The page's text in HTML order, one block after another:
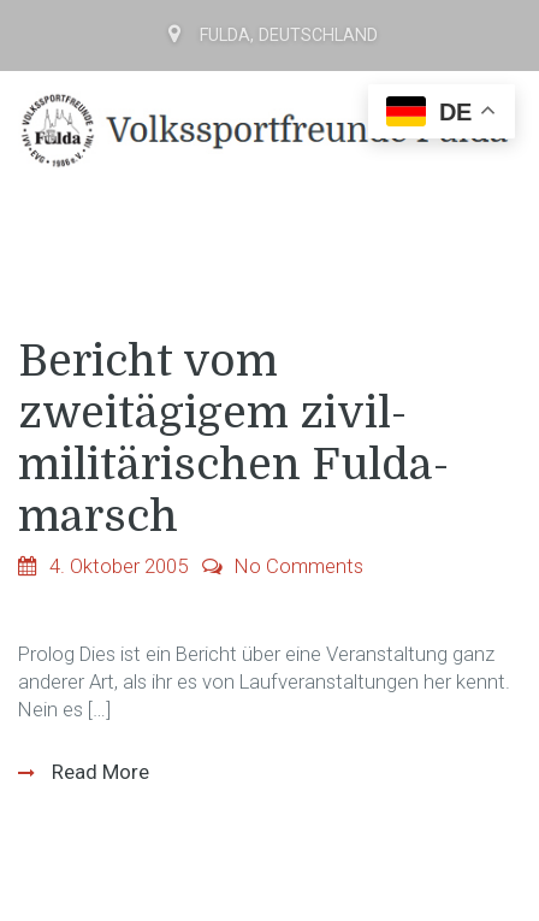
FULDA, DEUTSCHLAND
Bericht vom
zweitägigem zivil-
militärischen Fulda-
marsch
4. Oktober 2005 No Comments
Prolog Dies ist ein Bericht über eine Veranstaltung ganz
anderer Art, als ihr es von Laufveranstaltungen her kennt.
Nein es […]
Read More
DE